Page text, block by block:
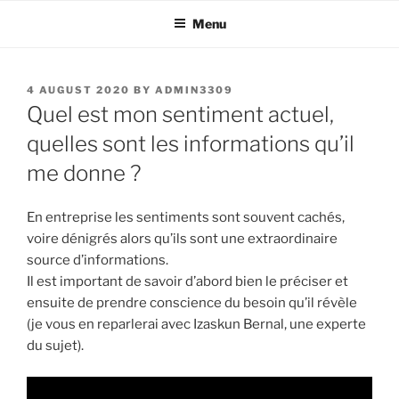
Menu
POSTED
ON
4 AUGUST 2020 BY ADMIN3309
Quel est mon sentiment actuel,
quelles sont les informations qu’il
me donne ?
En entreprise les sentiments sont souvent cachés,
voire dénigrés alors qu’ils sont une extraordinaire
source d’informations.
Il est important de savoir d’abord bien le préciser et
ensuite de prendre conscience du besoin qu’il révèle
(je vous en reparlerai avec Izaskun Bernal, une experte
du sujet).